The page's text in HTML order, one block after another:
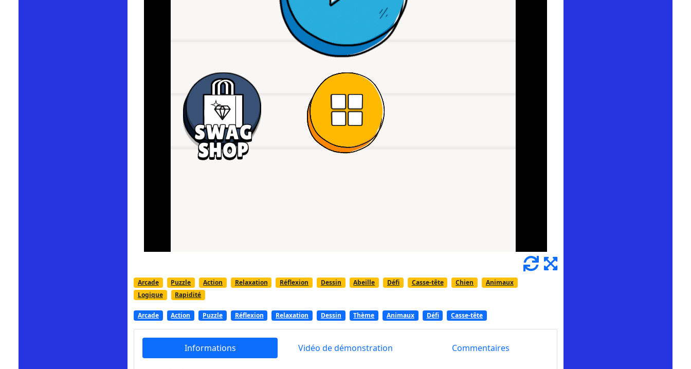
Arcade Puzzle Action Relaxation Réflexion Dessin Abeille Défi Casse-tête Chien
Animaux
Logique
Rapidité
Arcade Action Puzzle Réflexion Relaxation Dessin Thème Animaux Défi Casse-tête
Informations Vidéo de démonstration Commentaires